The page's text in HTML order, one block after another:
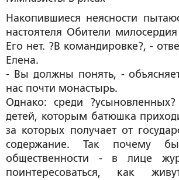
Накопившиеся неясности
настоятеля Обители
Его нет. ?В командировке?, -
Елена.
- Вы должны понять, -
нас почти монастырь.
Однако: среди
детей, которым батюшка
за которых получает от
содержание. Так почему
общественности - в лице
поинтересоваться, как